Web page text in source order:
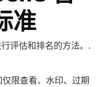
准
评估和排名的方法。.
限查看、水印、过期